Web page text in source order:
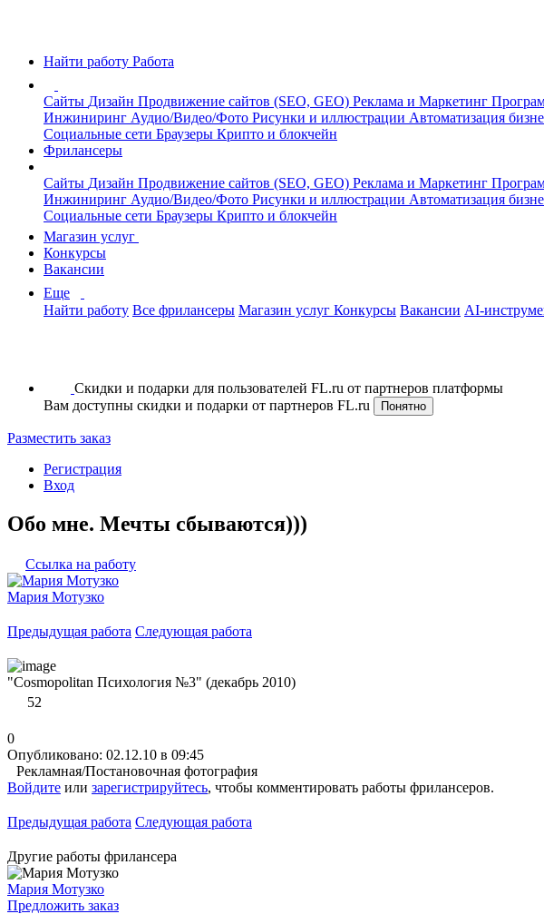
Найти работу Работа
Сайты Дизайн Продвижение сайтов (SEO, GEO) Реклама и Маркетинг
Инжиниринг Аудио/Видео/Фото Рисунки и иллюстрации Автоматизация
Социальные сети Браузеры Крипто и блокчейн
Фрилансеры
Сайты Дизайн Продвижение сайтов (SEO, GEO) Реклама и Маркетинг
Инжиниринг Аудио/Видео/Фото Рисунки и иллюстрации Автоматизация
Социальные сети Браузеры Крипто и блокчейн
Магазин услуг
Конкурсы
Вакансии
Еще
Найти работу Все фрилансеры Магазин услуг Конкурсы Вакансии AI-
Скидки и подарки для пользователей FL.ru от партнеров платформы
Вам доступны скидки и подарки от партнеров FL.ru
Понятно
Разместить заказ
Регистрация
Вход
Обо мне. Мечты сбываются)))
Ссылка на работу
Мария Мотузко
Предыдущая работа Следующая работа
"Cosmopolitan Психология №3" (декабрь 2010)
52
0
Опубликовано: 02.12.10 в 09:45
Рекламная/Постановочная фотография
Войдите или зарегистрируйтесь, чтобы комментировать работы фрилансеров.
Предыдущая работа Следующая работа
Другие работы фрилансера
Мария Мотузко
Предложить заказ